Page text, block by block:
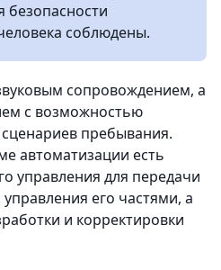
безопасности
соблюдены.
сопровождением, а
с возможностью
пребывания.
автоматизации есть
управления для передачи
его частями, а
и корректировки